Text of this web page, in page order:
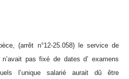
(arrêt n°12-25.058) le service de
pas fixé de dates d’ examens
l’unique salarié aurait dû être